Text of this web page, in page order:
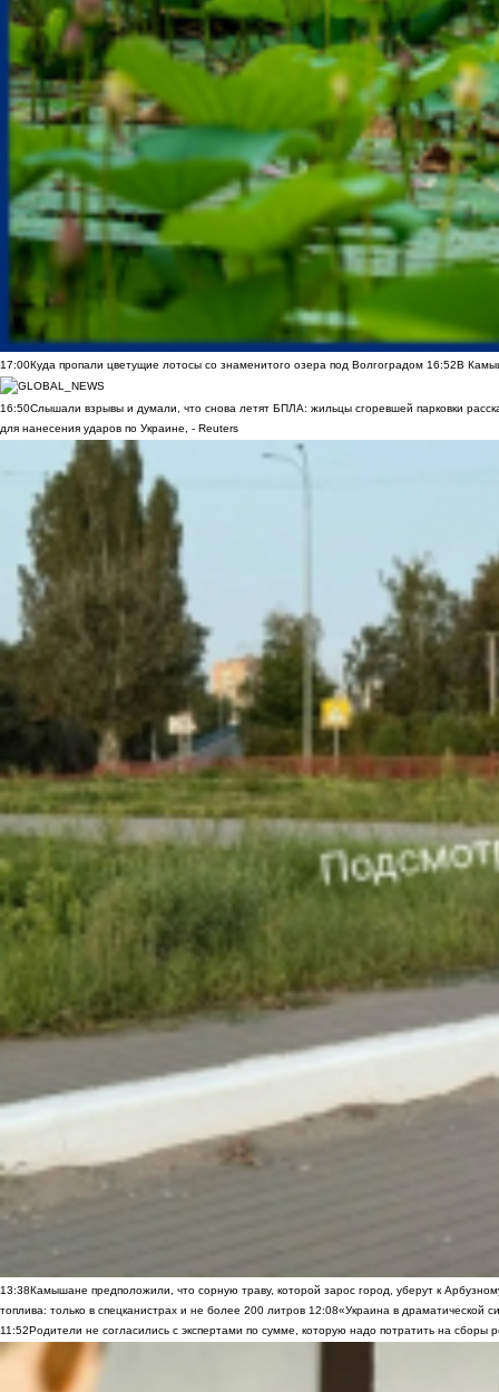
17:00Куда пропали цветущие лотосы со знаменитого озера под Волгоградом 16:52В
16:50Слышали взрывы и думали, что снова летят БПЛА: жильцы сгоревшей парковки
для нанесения ударов по Украине, - Reuters
13:38Камышане предположили, что сорную траву, которой зарос город, уберут к
топлива: только в спецканистрах и не более 200 литров 12:08«Украина в драматической
11:52Родители не согласились с экспертами по сумме, которую надо потратить на сборы